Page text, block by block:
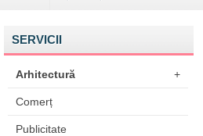
SERVICII
Arhitectură +
Comerț
Publicitate